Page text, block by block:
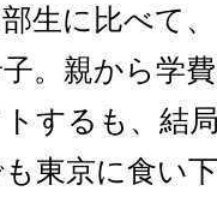
生に比べて
。親から学
するも、結
東京に食い